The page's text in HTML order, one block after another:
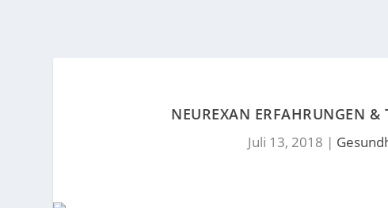
NEUREXAN ERFAHRUNGEN &
Juli 13, 2018 |